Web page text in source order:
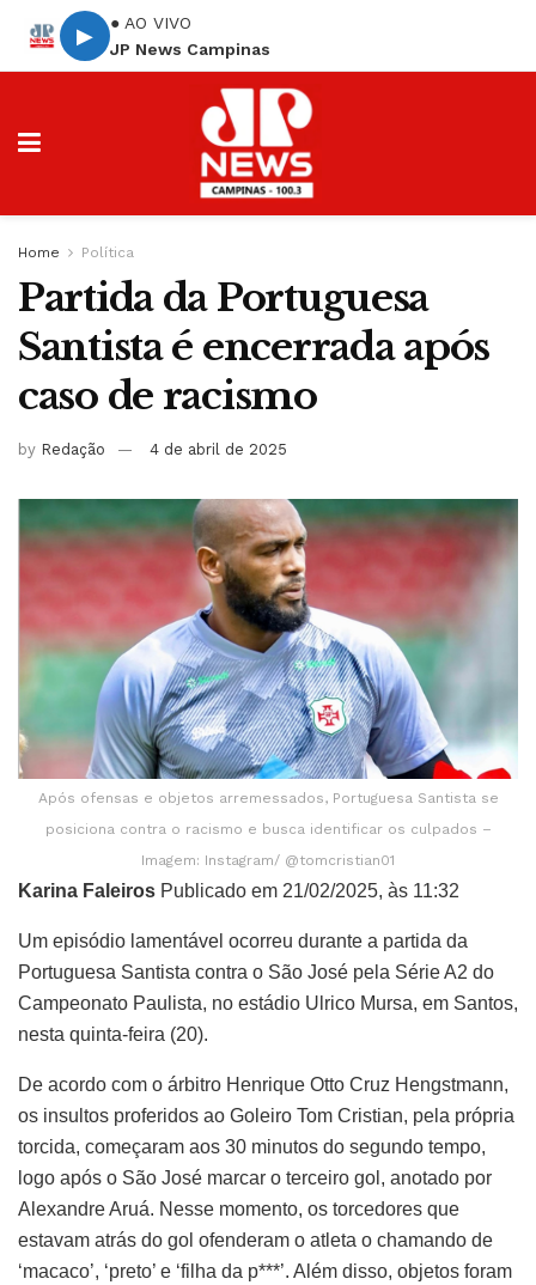
▶
● AO VIVO
JP News Campinas
Home Política
Partida da Portuguesa
Santista é encerrada após
caso de racismo
by Redação 4 de abril de 2025
Após ofensas e objetos arremessados, Portuguesa Santista se
posiciona contra o racismo e busca identificar os culpados –
Imagem: Instagram/ @tomcristian01
Karina Faleiros Publicado em 21/02/2025, às 11:32
Um episódio lamentável ocorreu durante a partida da
Portuguesa Santista contra o São José pela Série A2 do
Campeonato Paulista, no estádio Ulrico Mursa, em Santos,
nesta quinta-feira (20).
De acordo com o árbitro Henrique Otto Cruz Hengstmann,
os insultos proferidos ao Goleiro Tom Cristian, pela própria
torcida, começaram aos 30 minutos do segundo tempo,
logo após o São José marcar o terceiro gol, anotado por
Alexandre Aruá. Nesse momento, os torcedores que
estavam atrás do gol ofenderam o atleta o chamando de
‘macaco’, ‘preto’ e ‘filha da p***’. Além disso, objetos foram